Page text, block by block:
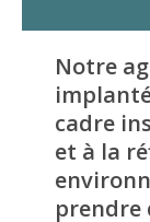
Notre
cadre
et à la
prendre